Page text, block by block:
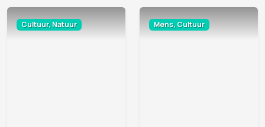
Cultuur, Natuur Mens, Cultuur